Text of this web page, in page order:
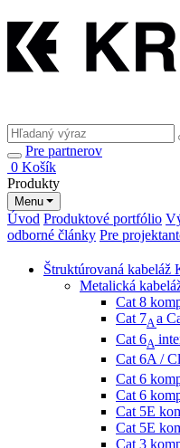
Pre partnerov
0 Košík
Produkty
Menu
Úvod Produktové portfólio
odborné články Pre
Štruktúrovaná kabeláž
Metalická
Cat 8
Cat 7Aa
Cat 6A
Cat 6A /
Cat 6
Cat 6
Cat 5E
Cat 5E
Cat 3